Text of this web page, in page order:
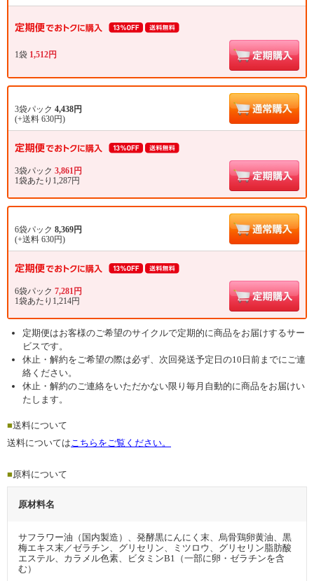
1袋 1,512円
3袋パック 4,438円
(+送料 630円)
3袋パック 3,861円
1袋あたり1,287円
6袋パック 8,369円
(+送料 630円)
6袋パック 7,281円
1袋あたり1,214円
定期便はお客様のご希望のサイクルで定期的に商品をお届けするサー
ビスです。
休止・解約をご希望の際は必ず、次回発送予定日の10日前までにご連
絡ください。
休止・解約のご連絡をいただかない限り毎月自動的に商品をお届けい
たします。
■送料について
送料については こちらをご覧ください。
■ 原料について
原材料名
サフラワー油（国内製造）、発酵黒にんにく末、烏骨鶏卵黄油、黒
梅エキス末／ゼラチン、グリセリン、ミツロウ、グリセリン脂肪酸
エステル、カラメル色素、ビタミンB1（一部に卵・ゼラチンを含
む）